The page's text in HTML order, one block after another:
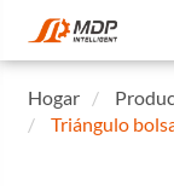
Hogar
Triángulo